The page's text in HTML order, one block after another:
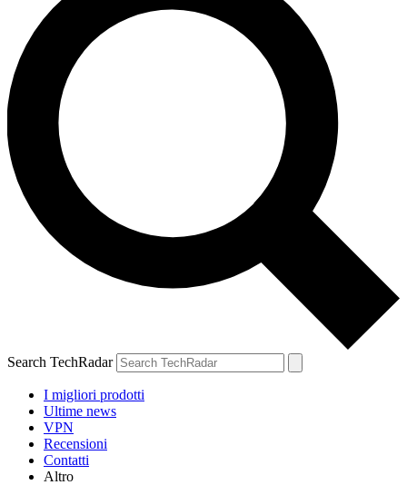
Search TechRadar
I migliori prodotti
Ultime news
VPN
Recensioni
Contatti
Altro